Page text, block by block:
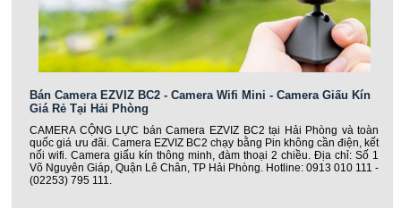
Bán Camera EZVIZ BC2 - Camera Wifi Mini - Camera Giấu Kín
Giá Rẻ Tại Hải Phòng
CAMERA CỘNG LỰC bán Camera EZVIZ BC2 tại Hải Phòng và toàn
quốc giá ưu đãi. Camera EZVIZ BC2 chạy bằng Pin không cần điện, kết
nối wifi. Camera giấu kín thông minh, đàm thoại 2 chiều. Địa chỉ: Số 1
Võ Nguyên Giáp, Quận Lê Chân, TP Hải Phòng. Hotline: 0913 010 111 -
(02253) 795 111.